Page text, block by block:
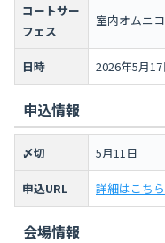
コートサー
フェス
室内オムニ
日時 2026年5月
申込情報
〆切 5月11日
申込URL 詳細はこちら
会場情報